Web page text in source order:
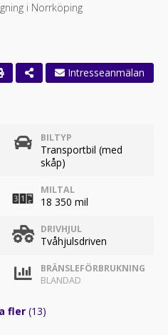
i Norrköping
Intresseanmälan
BILTYP
Transportbil (med
skåp)
MILTAL
18 350 mil
DRIVHJUL
Tvåhjulsdriven
BRÄNSLEFÖRBRUKNING
BLANDAD
fler (13)